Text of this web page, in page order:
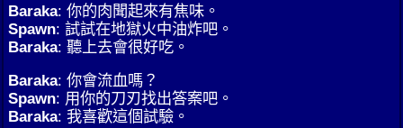
Baraka: 你的肉聞起來有焦味。
Spawn: 試試在地獄火中油炸吧。
Baraka: 聽上去會很好吃。
Baraka: 你會流血嗎？
Spawn: 用你的刀刃找出答案吧。
Baraka: 我喜歡這個試驗。